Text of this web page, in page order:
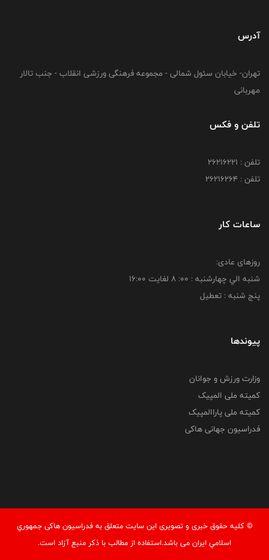
آدرس
تهران- خیابان سئول شمالی - مجموعه فرهنگی ورزشی انقلاب - جنب تالار
مهربانی
تلفن و فکس
تلفن : 26216221
تلفن : 26216264
ساعات کار
روزهای عادی:
شنبه الي چهارشنبه : 00: 8 لغايت 16:00
پنج شنبه : تعطیل
پیوندها
وزارت ورزش و جوانان
کمیته ملی المپیک
کمیته ملی پاراالمپیک
فدراسیون جهانی هاکی
© کليه حقوق خبری و تصويری اين سايت متعلق به فدراسيون هاکی جمهوري
اسلامي ايران می باشد.استفاده از مطالب با ذكر منبع آزاد است.